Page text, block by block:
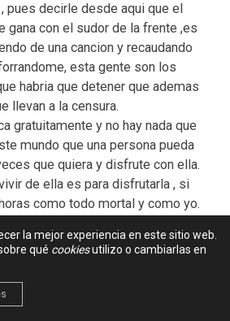
pues decirle desde aqui que el
gana con el sudor de la frente ,es
de una cancion y recaudando
esta gente son los
habria que detener que ademas
llevan a la censura.
gratuitamente y no hay nada que
mundo que una persona pueda
que quiera y disfrute con ella.
de ella es para disfrutarla , si
como todo mortal y como yo.
la mejor experiencia en este sitio web.
qué cookiesutilizo o cambiarlas en